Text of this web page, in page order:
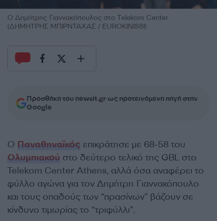
Ο Δημήτρης Γιαννακόπουλος στο Telekom Center
(ΔΗΜΗΤΡΗΣ ΜΠΙΡΝΤΑΧΑΣ / EUROKINISSI)
Προσθήκη του newsit.gr ως προτεινόμενη πηγή στην
Google
Ο Παναθηναϊκός επικράτησε με 68-58 του
Ολυμπιακού στο δεύτερο τελικό της GBL στο
Telekom Center Athens, αλλά όσα αναφέρει το
φύλλο αγώνα για τον Δημήτρη Γιαννακόπουλο
και τους οπαδούς των “πρασίνων” βάζουν σε
κίνδυνο τιμωρίας το “τριφύλλι”.